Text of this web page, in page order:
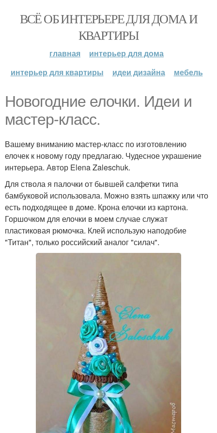
ВСЁ ОБ ИНТЕРЬЕРЕ ДЛЯ ДОМА И
КВАРТИРЫ
главная
интерьер для дома
интерьер для квартиры
идеи дизайна мебель
Новогодние елочки. Идеи и
мастер-класс.
Вашему вниманию мастер-класс по изготовлению
елочек к новому году предлагаю. Чудесное украшение
интерьера. Автор Elena Zaleschuk.
Для ствола я палочки от бывшей салфетки типа
бамбуковой использовала. Можно взять шпажку или что
есть подходящее в доме. Крона елочки из картона.
Горшочком для елочки в моем случае служат
пластиковая рюмочка. Клей использую наподобие
"Титан", только российский аналог "силач".